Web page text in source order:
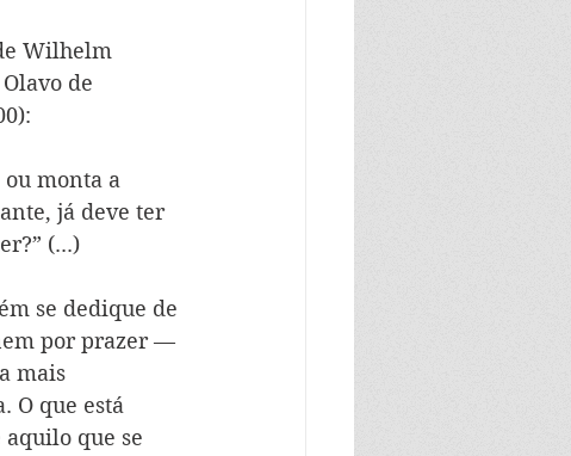
Wilhelm
de
ou monta a
já deve ter
(...)
se dedique de
por prazer —
mais
O que está
que se